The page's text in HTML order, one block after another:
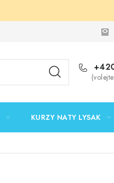
Podmínky
KURZY NATY LYSAK